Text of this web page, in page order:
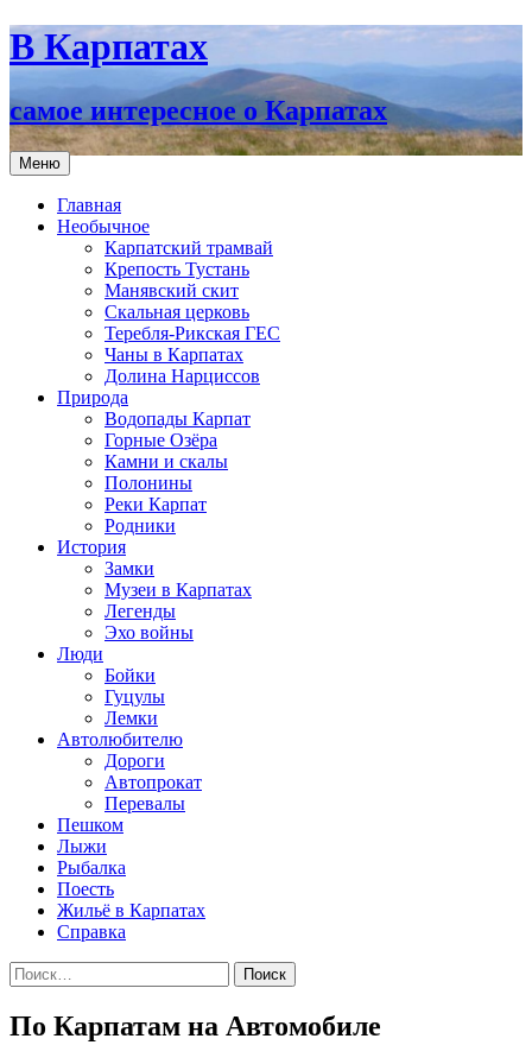
В Карпатах
самое интересное о Карпатах
Меню Перейти
к
содержимому
Главная
Необычное
Карпатский трамвай
Крепость Тустань
Манявский скит
Скальная церковь
Теребля-Рикская ГЕС
Чаны в Карпатах
Долина Нарциссов
Природа
Водопады Карпат
Горные Озёра
Камни и скалы
Полонины
Реки Карпат
Родники
История
Замки
Музеи в Карпатах
Легенды
Эхо войны
Люди
Бойки
Гуцулы
Лемки
Автолюбителю
Дороги
Автопрокат
Перевалы
Пешком
Лыжи
Рыбалка
Поесть
Жильё в Карпатах
Справка
Найти:
По Карпатам на Автомобиле